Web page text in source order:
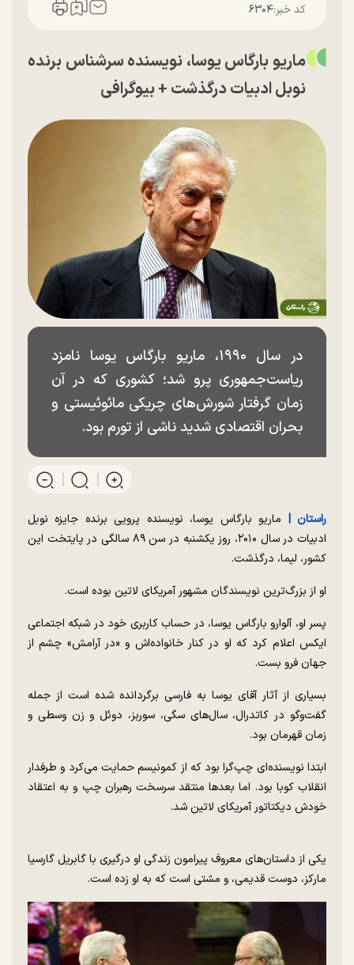
کد خبر:۶۳۰۴
ماریو بارگاس یوسا، نویسنده سرشناس برنده
نوبل ادبیات درگذشت + بیوگرافی
در سال ۱۹۹۰، ماریو بارگاس یوسا نامزد
ریاست‌جمهوری پرو شد؛ کشوری که در آن
زمان گرفتار شورش‌های چریکی مائوئیستی و
بحران اقتصادی شدید ناشی از تورم بود.
راستان | ماریو بارگاس یوسا، نویسنده پرویی برنده جایزه نوبل
ادبیات در سال ۲۰۱۰، روز یکشنبه در سن ۸۹ سالگی در پایتخت این
کشور، لیما، درگذشت.
او از بزرگ‌ترین نویسندگان مشهور آمریکای لاتین بوده است.
پسر او، آلوارو بارگاس یوسا، در حساب کاربری خود در شبکه اجتماعی
ایکس اعلام کرد که او در کنار خانواده‌اش و «در آرامش» چشم از
جهان فرو بست.
بسیاری از آثار آقای یوسا به فارسی برگردانده شده است از جمله
گفت‌وگو در کاتدرال، سال‌های سگی، سوربز، دوئل و زن وسطی و
زمان قهرمان بود.
ابتدا نویسنده‌ای چپ‌گرا بود که از کمونیسم حمایت می‌کرد و طرفدار
انقلاب کوبا بود. اما بعدها منتقد سرسخت رهبران چپ و به اعتقاد
خودش دیکتاتور آمریکای لاتین شد.
یکی از داستان‌های معروف پیرامون زندگی او درگیری با گابریل گارسیا
مارکز، دوست قدیمی، و مشتی است که به او زده است.